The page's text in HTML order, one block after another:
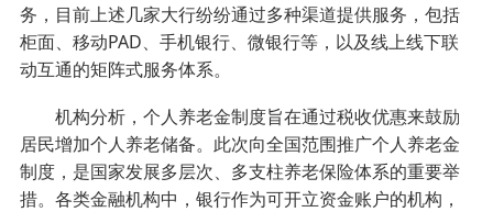
务，目前上述几家大行纷纷通过多种渠道提供服务，包括
柜面、移动PAD、手机银行、微银行等，以及线上线下联
动互通的矩阵式服务体系。
机构分析，个人养老金制度旨在通过税收优惠来鼓励
居民增加个人养老储备。此次向全国范围推广个人养老金
制度，是国家发展多层次、多支柱养老保险体系的重要举
措。各类金融机构中，银行作为可开立资金账户的机构，